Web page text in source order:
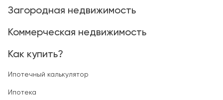
Загородная недвижимость
Коммерческая недвижимость
Как купить?
Ипотечный калькулятор
Ипотека